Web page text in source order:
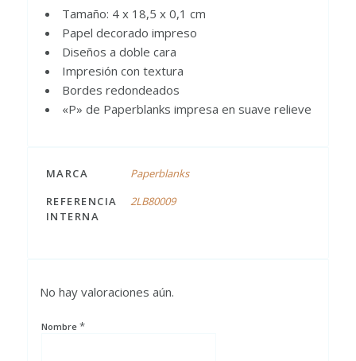
Tamaño: 4 x 18,5 x 0,1 cm
Papel decorado impreso
Diseños a doble cara
Impresión con textura
Bordes redondeados
«P» de Paperblanks impresa en suave relieve
MARCA
Paperblanks
REFERENCIA
INTERNA
2LB80009
No hay valoraciones aún.
Nombre *